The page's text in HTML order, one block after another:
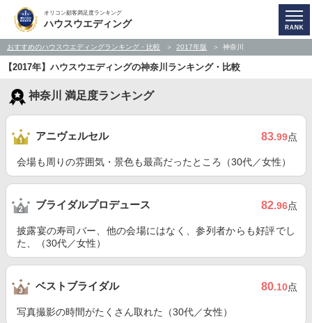
オリコン顧客満足度ランキング
ハウスウエディング
おすすめのハウスウエディングランキング・比較 2017年版 神奈川
【2017年】ハウスウエディングの神奈川ランキング・比較
神奈川 満足度ランキング
アニヴェルセル 83.99点
会場も周りの雰囲気・景色も最高だったところ（30代／女性）
ブライダルプロデュース 82.96点
披露宴の寿司バー、他の会場にはなく、参列者からも好評でし
た、（30代／女性）
ベストブライダル 80.10点
写真撮影の時間がたくさん取れた（30代／女性）